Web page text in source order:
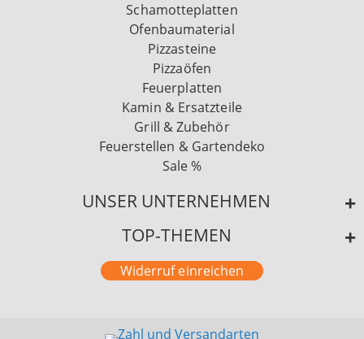
Schamotteplatten
Ofenbaumaterial
Pizzasteine
Pizzaöfen
Feuerplatten
Kamin & Ersatzteile
Grill & Zubehör
Feuerstellen & Gartendeko
Sale %
UNSER UNTERNEHMEN
TOP-THEMEN
Widerruf einreichen